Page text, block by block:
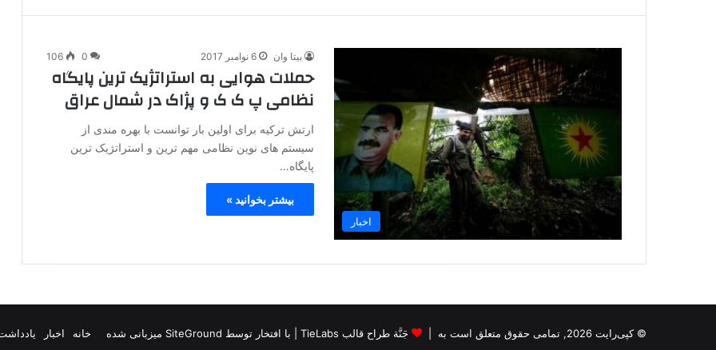
اخبار
بیتا وان 6 نوامبر 2017 0
106
حملات هوایی به استراتژیک ترین پایگاه
نظامی پ ک ک و پژاک در شمال عراق
ارتش ترکیه برای اولین بار توانست با بهره مندی از
سیستم های نوین نظامی مهم ترین و استراتژیک ترین
پایگاه…
بیشتر بخوانید »
© کپی‌رایت 2026, تمامی حقوق متعلق است به | جَنَّة طراح قالب TieLabs | با افتخار توسط SiteGround میزبانی شده خانه اخبار